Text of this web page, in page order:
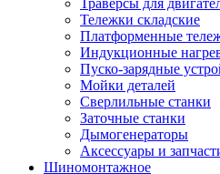
Траверсы для
Тележки складские
Платформенные
Индукционные
Пуско-зарядные
Мойки деталей
Сверлильные станки
Заточные станки
Дымогенераторы
Аксессуары и
Шиномонтажное